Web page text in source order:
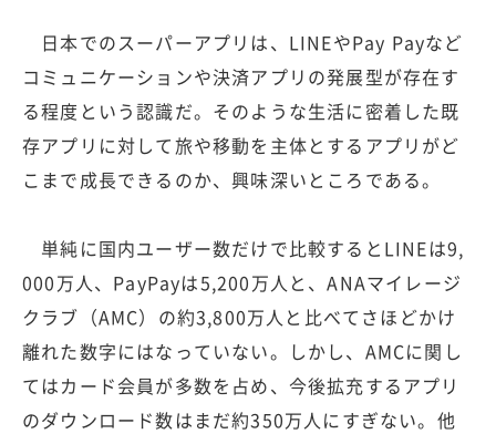
日本でのスーパーアプリは、LINEやPay Payなど
コミュニケーションや決済アプリの発展型が存在す
る程度という認識だ。そのような生活に密着した既
存アプリに対して旅や移動を主体とするアプリがど
こまで成長できるのか、興味深いところである。
単純に国内ユーザー数だけで比較するとLINEは9,
000万人、PayPayは5,200万人と、ANAマイレージ
クラブ（AMC）の約3,800万人と比べてさほどかけ
離れた数字にはなっていない。しかし、AMCに関し
てはカード会員が多数を占め、今後拡充するアプリ
のダウンロード数はまだ約350万人にすぎない。他